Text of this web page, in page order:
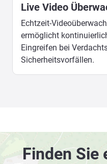
Live Video
Echtzeit-
ermöglicht
Eingreifen bei
Sicherheitsvorfällen.
Finden Sie